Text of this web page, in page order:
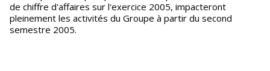
de chiffre d'affaires sur l'exercice 2005, impacteront
pleinement les activités du Groupe à partir du second
semestre 2005.